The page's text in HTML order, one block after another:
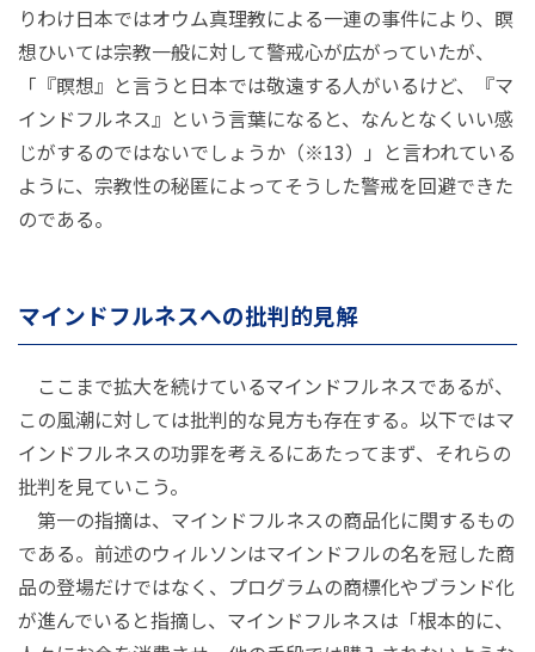
りわけ日本ではオウム真理教による一連の事件により、瞑
想ひいては宗教一般に対して警戒心が広がっていたが、
「『瞑想』と言うと日本では敬遠する人がいるけど、『マ
インドフルネス』という言葉になると、なんとなくいい感
じがするのではないでしょうか（※13）」と言われている
ように、宗教性の秘匿によってそうした警戒を回避できた
のである。
マインドフルネスへの批判的見解
ここまで拡大を続けているマインドフルネスであるが、
この風潮に対しては批判的な見方も存在する。以下ではマ
インドフルネスの功罪を考えるにあたってまず、それらの
批判を見ていこう。
第一の指摘は、マインドフルネスの商品化に関するもの
である。前述のウィルソンはマインドフルの名を冠した商
品の登場だけではなく、プログラムの商標化やブランド化
が進んでいると指摘し、マインドフルネスは「根本的に、